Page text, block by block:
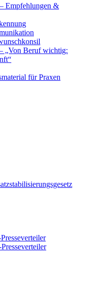
Empfehlungen &
„Von Beruf wichtig:
für Praxen